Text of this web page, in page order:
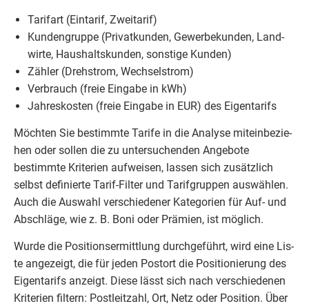
Tarif­art (Ein­ta­rif, Zweitarif)
Kun­den­grup­pe (Pri­vat­kun­den, Gewer­be­kun­den, Land­
wir­te, Haus­halts­kun­den, sons­ti­ge Kunden)
Zäh­ler (Dreh­strom, Wechselstrom)
Ver­brauch (freie Ein­ga­be in kWh)
Jah­res­kos­ten (freie Ein­ga­be in EUR) des Eigentarifs
Möch­ten Sie bestimm­te Tari­fe in die Ana­ly­se mit­ein­be­zie­
hen oder sol­len die zu unter­su­chen­den Ange­bo­te
bestimm­te Kri­te­ri­en auf­wei­sen, las­sen sich zusätz­lich
selbst defi­nier­te Tarif-Fil­ter und Tarif­grup­pen aus­wäh­len.
Auch die Aus­wahl ver­schie­de­ner Kate­go­rien für Auf- und
Abschlä­ge, wie z. B. Boni oder Prä­mi­en, ist möglich.
Wur­de die Posi­ti­ons­er­mitt­lung durch­ge­führt, wird eine Lis­
te ange­zeigt, die für jeden Post­ort die Posi­tio­nie­rung des
Eigen­ta­rifs anzeigt. Die­se lässt sich nach ver­schie­de­nen
Kri­te­ri­en fil­tern: Post­leit­zahl, Ort, Netz oder Posi­ti­on. Über